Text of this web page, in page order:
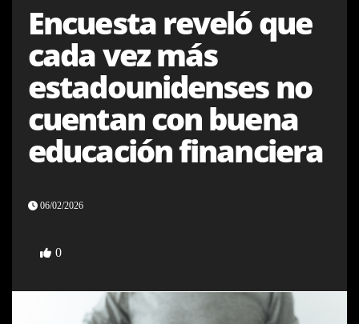
Encuesta reveló que
cada vez más
estadounidenses no
cuentan con buena
educación financiera
06/02/2026
0